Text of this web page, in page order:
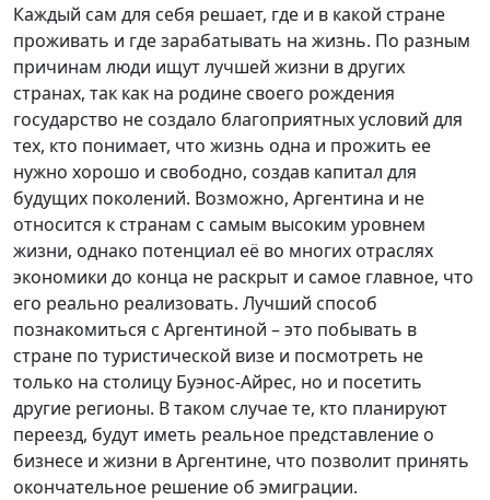
Каждый сам для себя решает, где и в какой стране
проживать и где зарабатывать на жизнь. По разным
причинам люди ищут лучшей жизни в других
странах, так как на родине своего рождения
государство не создало благоприятных условий для
тех, кто понимает, что жизнь одна и прожить ее
нужно хорошо и свободно, создав капитал для
будущих поколений. Возможно, Аргентина и не
относится к странам с самым высоким уровнем
жизни, однако потенциал её во многих отраслях
экономики до конца не раскрыт и самое главное, что
его реально реализовать. Лучший способ
познакомиться с Аргентиной – это побывать в
стране по туристической визе и посмотреть не
только на столицу Буэнос-Айрес, но и посетить
другие регионы. В таком случае те, кто планируют
переезд, будут иметь реальное представление о
бизнесе и жизни в Аргентине, что позволит принять
окончательное решение об эмиграции.